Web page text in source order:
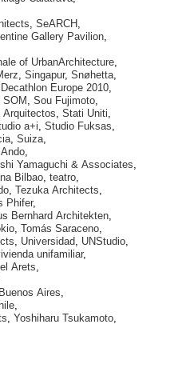
, SeARCH ,
Gallery Pavilion,
of UrbanArchitecture,
, Singapur, Snøhetta,
Europe 2010,
SOM , Sou Fujimoto,
Arquitectos, Stati Uniti,
a+i, Studio Fuksas,
, Suiza,
,
Yamaguchi & Associates,
Bilbao, teatro,
, Tezuka Architects,
Phifer,
Bernhard Architekten,
, Tomás Saraceno,
, Universidad, UNStudio,
unifamiliar,
Arets,
Aires,
,
, Yoshiharu Tsukamoto,